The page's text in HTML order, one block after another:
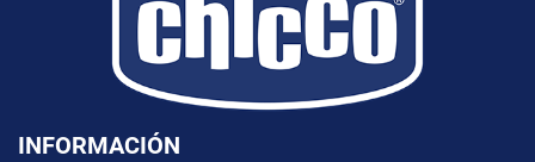
INFORMACIÓN